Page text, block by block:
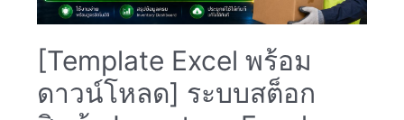
[Template Excel พร้อม
ดาวน์โหลด] ระบบสต็อก